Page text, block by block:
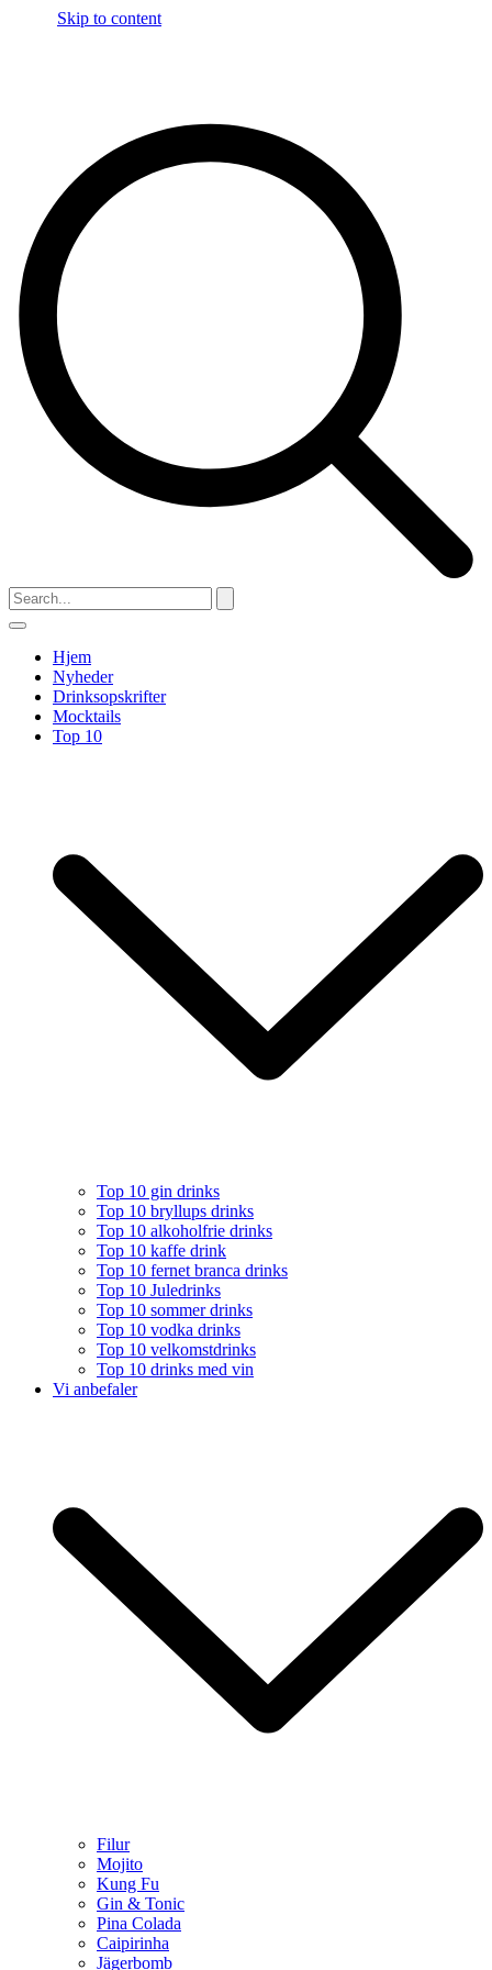
Skip to content
Hjem
Nyheder
Drinksopskrifter
Mocktails
Top 10
Top 10 gin drinks
Top 10 bryllups drinks
Top 10 alkoholfrie drinks
Top 10 kaffe drink
Top 10 fernet branca drinks
Top 10 Juledrinks
Top 10 sommer drinks
Top 10 vodka drinks
Top 10 velkomstdrinks
Top 10 drinks med vin
Vi anbefaler
Filur
Mojito
Kung Fu
Gin & Tonic
Pina Colada
Caipirinha
Jägerbomb